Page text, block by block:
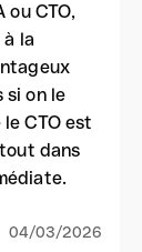
ou CTO,
la
si on le
CTO est
dans
04/03/2026